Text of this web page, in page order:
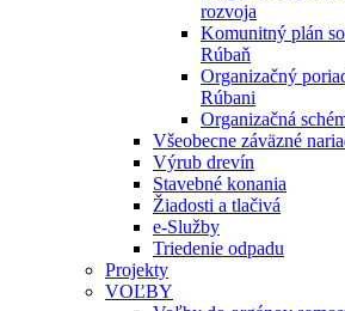
rozvoja
Komunitný plán
Rúbaň
Organizačný
Rúbani
Organizačná
Všeobecne záväzné
Výrub drevín
Stavebné konania
Žiadosti a tlačivá
e-Služby
Triedenie odpadu
Projekty
VOĽBY